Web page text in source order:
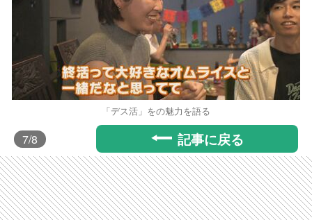
「デス活」をの魅力を語る
7/8 記事に戻る